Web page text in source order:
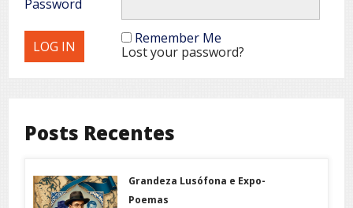
Password
Remember Me
Lost your password?
Posts Recentes
Grandeza Lusófona e Expo-
Poemas